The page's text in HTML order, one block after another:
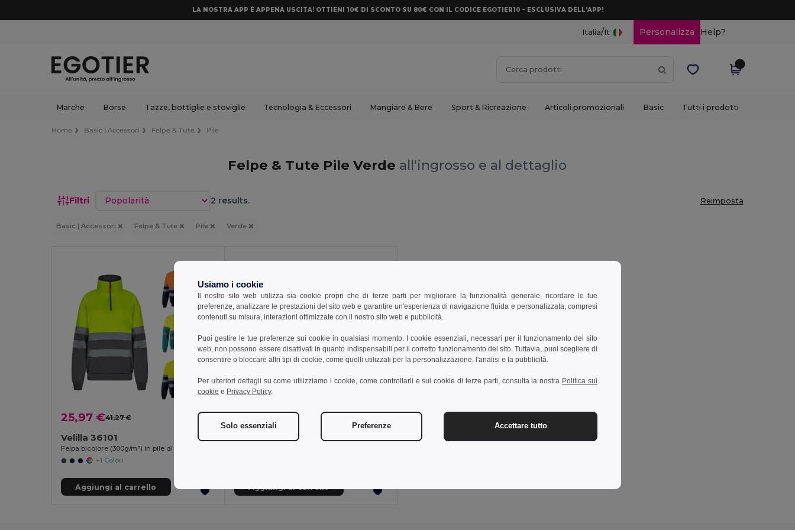
LA NOSTRA APP È APPENA USCITA! OTTIENI 10€ DI SCONTO SU 80€ CON IL CODICE EGOTIER10 – ESCLUSIVA DELL’APP!
Italia/It Personalizza Help?
Marche Borse Tazze, bottiglie e stoviglie Tecnologia & Eccessori Mangiare & Bere Sport & Ricreazione Articoli promozionali Basic Tutti i prodotti
Home Basic | Accessori Felpe & Tute Pile
Felpe & Tute Pile Verde all'ingrosso e al dettaglio
Filtri Ordina per 2 results. Reimposta
Basic | Accessori Felpe & Tute Pile Verde
25,97 €41,27 € -37%
Velilla 36101
+1 Colori
Aggiungi al carrello
25,97 € 42,27 €
Velilla 36149
Usiamo i cookie
Il nostro sito web utilizza sia cookie propri che di terze parti per migliorare la funzionalità generale, ricordare le tue
preferenze, analizzare le prestazioni del sito web e garantire un'esperienza di navigazione fluida e personalizzata, compresi
contenuti su misura, interazioni ottimizzate con il nostro sito web e pubblicità.
Puoi gestire le tue preferenze sui cookie in qualsiasi momento. I cookie essenziali, necessari per il funzionamento del sito
web, non possono essere disattivati in quanto indispensabili per il corretto funzionamento del sito. Tuttavia, puoi scegliere di
consentire o bloccare altri tipi di cookie, come quelli utilizzati per la personalizzazione, l'analisi e la pubblicità.
Per ulteriori dettagli su come utilizziamo i cookie, come controllarli e sui cookie di terze parti, consulta la nostra Politica sui
cookie e Privacy Policy.
Solo essenziali Preferenze Accettare tutto